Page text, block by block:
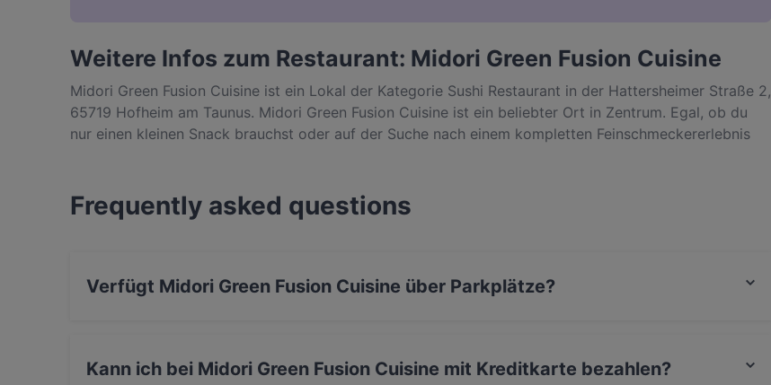
Weitere Infos zum Restaurant: Midori Green Fusion Cuisine
Midori Green Fusion Cuisine ist ein Lokal der Kategorie Sushi Restaurant in der Hattersheimer Straße 2,
65719 Hofheim am Taunus. Midori Green Fusion Cuisine ist ein beliebter Ort in Zentrum. Egal, ob du
nur einen kleinen Snack brauchst oder auf der Suche nach einem kompletten Feinschmeckererlebnis
Frequently asked questions
Verfügt Midori Green Fusion Cuisine über Parkplätze?
Kann ich bei Midori Green Fusion Cuisine mit Kreditkarte bezahlen?